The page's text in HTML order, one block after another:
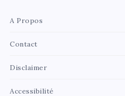
A Propos
Contact
Disclaimer
Accessibilité